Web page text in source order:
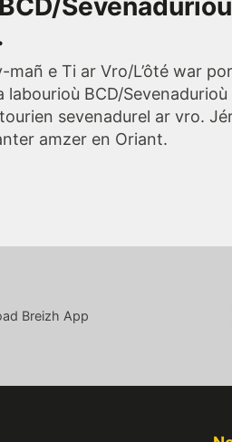
mañ e Ti ar Vro/L’ôté war
BCD/
sevenadurel ar vro.
amzer en Oriant.
Breizh App